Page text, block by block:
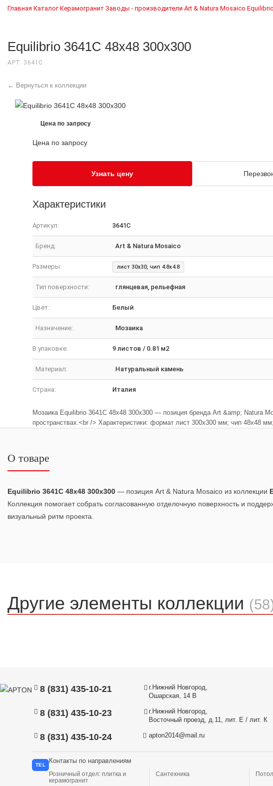
Главная›Каталог›Керамогранит›Заводы - производители›Art & Natura Mosaico›Equilibrio
Equilibrio 3641C 48x48 300x300
АРТ. 3641C
← Вернуться к коллекции
Цена по запросу
Цена по запросу
Узнать цену
Характеристики
Артикул: 3641C
Бренд: Art & Natura Mosaico
Размеры: лист 30x30; чип 4.8x4.8
Тип поверхности: глянцевая, рельефная
Цвет: Белый
Назначение: Мозаика
В упаковке: 9 листов / 0.81 м2
Материал: Натуральный камень
Страна: Италия
Мозаика Equilibrio 3641C 48x48 300x300 — позиция бренда Art &amp; Natura
пространствах.<br /> Характеристики: формат лист 300x300 мм; чип 48x48
О товаре
Equilibrio 3641C 48x48 300x300 — позиция Art & Natura Mosaico из коллекции
Коллекция помогает собрать согласованную отделочную поверхность и
визуальный ритм проекта.
Другие элементы коллекции
8 (831) 435-10-21
8 (831) 435-10-23
8 (831) 435-10-24
г.Нижний Новгород,
Ошарская, 14 В
г.Нижний Новгород,
Восточный проезд, д.11, лит. Е / лит. К
apton2014@mail.ru
TEL
Контакты по направлениям
Розничный отдел: плитка и
керамогранит
Сантехника